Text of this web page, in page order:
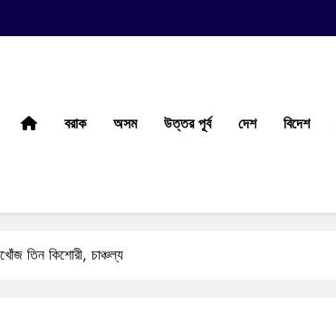
বরাক অসম উত্তর পূর্ব দেশ বিদেশ
তিন কিশোরী, চাঞ্চল্য